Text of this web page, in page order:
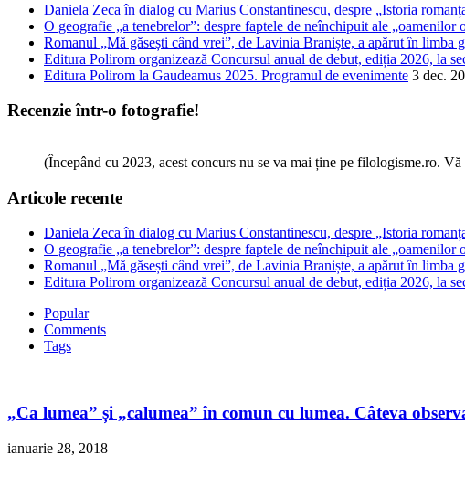
Daniela Zeca în dialog cu Marius Constantinescu, despre „Istoria
O geografie „a tenebrelor”: despre faptele de neînchipuit ale
Romanul „Mă găsești când vrei”, de Lavinia Braniște, a apărut în limba
Editura Polirom organizează Concursul anual de debut, ediția 2026, la
Editura Polirom la Gaudeamus 2025. Programul de evenimente 3 dec.
Recenzie într-o fotografie!
(Începând cu 2023, acest concurs nu se va mai ține pe filologisme.ro.
Articole recente
Daniela Zeca în dialog cu Marius Constantinescu, despre „Istoria
O geografie „a tenebrelor”: despre faptele de neînchipuit ale
Romanul „Mă găsești când vrei”, de Lavinia Braniște, a apărut în limba
Editura Polirom organizează Concursul anual de debut, ediția 2026, la
Popular
Comments
Tags
„Ca lumea” și „calumea” în comun cu lumea. Câteva
ianuarie 28, 2018